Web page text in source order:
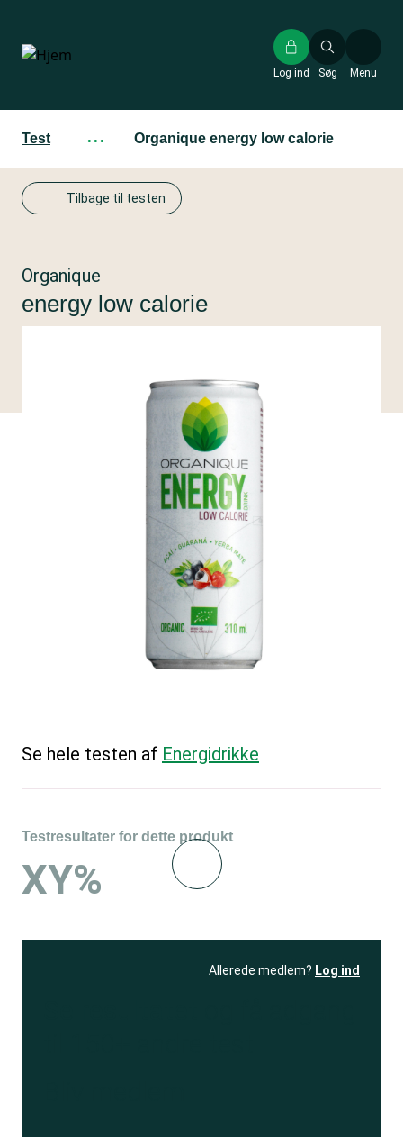
hovedindhold
Søg
Log ind Menu
Test ··· Organique energy low calorie
Tilbage til testen
Organique
energy low calorie
Se hele testen af Energidrikke
Testresultater for dette produkt
XY%
Allerede medlem? Log ind